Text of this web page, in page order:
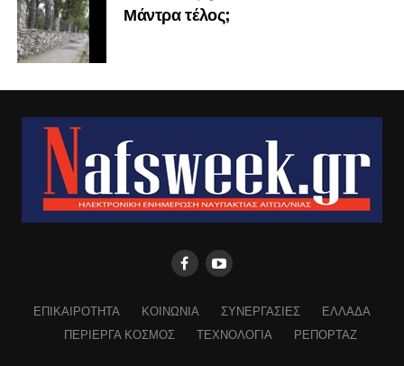
Μάντρα τέλος;
ΕΠΙΚΑΙΡΟΤΗΤΑ ΚΟΙΝΩΝΙΑ ΣΥΝΕΡΓΑΣΙΕΣ
ΕΛΛΑΔΑ
ΠΕΡΙΕΡΓΑ ΚΟΣΜΟΣ
ΤΕΧΝΟΛΟΓΙΑ ΡΕΠΟΡΤΑΖ